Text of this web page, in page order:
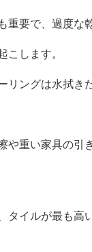
重要で、過度な
こします。
リングは水拭き
や重い家具の引
タイルが最も高